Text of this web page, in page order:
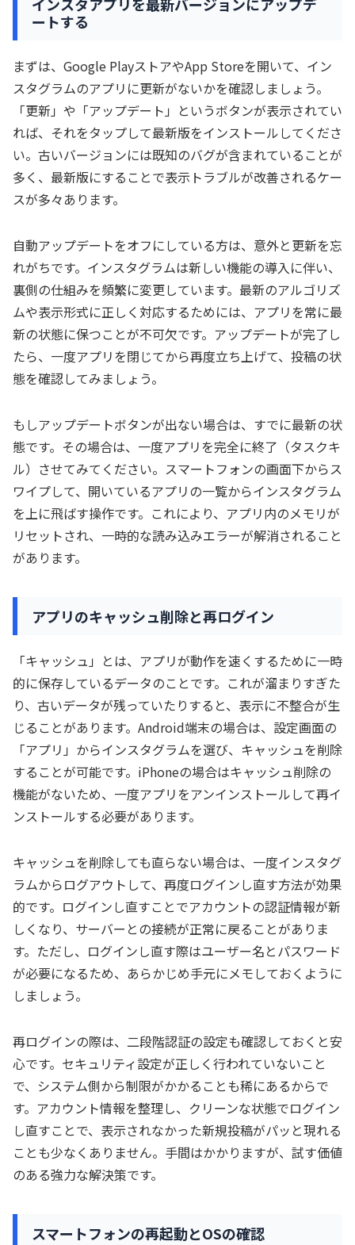
ートする
まずは、Google PlayストアやApp Storeを開いて、イン
スタグラムのアプリに更新がないかを確認しましょう。
「更新」や「アップデート」というボタンが表示されてい
れば、それをタップして最新版をインストールしてくださ
い。古いバージョンには既知のバグが含まれていることが
多く、最新版にすることで表示トラブルが改善されるケー
スが多々あります。
自動アップデートをオフにしている方は、意外と更新を忘
れがちです。インスタグラムは新しい機能の導入に伴い、
裏側の仕組みを頻繁に変更しています。最新のアルゴリズ
ムや表示形式に正しく対応するためには、アプリを常に最
新の状態に保つことが不可欠です。アップデートが完了し
たら、一度アプリを閉じてから再度立ち上げて、投稿の状
態を確認してみましょう。
もしアップデートボタンが出ない場合は、すでに最新の状
態です。その場合は、一度アプリを完全に終了（タスクキ
ル）させてみてください。スマートフォンの画面下からス
ワイプして、開いているアプリの一覧からインスタグラム
を上に飛ばす操作です。これにより、アプリ内のメモリが
リセットされ、一時的な読み込みエラーが解消されること
があります。
アプリのキャッシュ削除と再ログイン
「キャッシュ」とは、アプリが動作を速くするために一時
的に保存しているデータのことです。これが溜まりすぎた
り、古いデータが残っていたりすると、表示に不整合が生
じることがあります。Android端末の場合は、設定画面の
「アプリ」からインスタグラムを選び、キャッシュを削除
することが可能です。iPhoneの場合はキャッシュ削除の
機能がないため、一度アプリをアンインストールして再イ
ンストールする必要があります。
キャッシュを削除しても直らない場合は、一度インスタグ
ラムからログアウトして、再度ログインし直す方法が効果
的です。ログインし直すことでアカウントの認証情報が新
しくなり、サーバーとの接続が正常に戻ることがありま
す。ただし、ログインし直す際はユーザー名とパスワード
が必要になるため、あらかじめ手元にメモしておくように
しましょう。
再ログインの際は、二段階認証の設定も確認しておくと安
心です。セキュリティ設定が正しく行われていないこと
で、システム側から制限がかかることも稀にあるからで
す。アカウント情報を整理し、クリーンな状態でログイン
し直すことで、表示されなかった新規投稿がパッと現れる
ことも少なくありません。手間はかかりますが、試す価値
のある強力な解決策です。
スマートフォンの再起動とOSの確認